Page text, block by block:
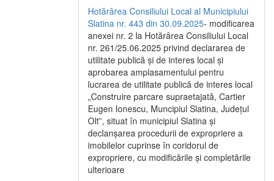
Hotărârea Consiliului Local al Municipiului
Slatina nr. 443 din 30.09.2025- modificarea
anexei nr. 2 la Hotărârea Consiliului Local
nr. 261/25.06.2025 privind declararea de
utilitate publică şi de interes local şi
aprobarea amplasamentului pentru
lucrarea de utilitate publică de interes local
„Construire parcare supraetajată, Cartier
Eugen Ionescu, Muncipiul Slatina, Judeţul
Olt”, situat în municipiul Slatina şi
declanşarea procedurii de expropriere a
imobilelor cuprinse în coridorul de
expropriere, cu modificările şi completările
ulterioare